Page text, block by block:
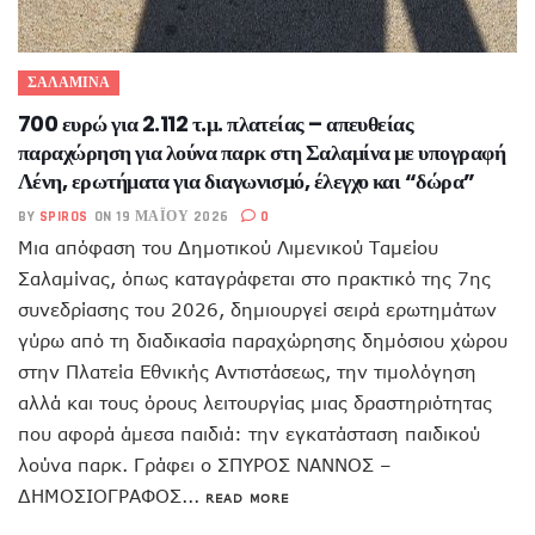
ΣΑΛΑΜΙΝΑ
700 ευρώ για 2.112 τ.μ. πλατείας – απευθείας
παραχώρηση για λούνα παρκ στη Σαλαμίνα με υπογραφή
Λένη, ερωτήματα για διαγωνισμό, έλεγχο και “δώρα”
BY SPIROS ON 19 ΜΑΪ́ΟΥ 2026 0
Μια απόφαση του Δημοτικού Λιμενικού Ταμείου
Σαλαμίνας, όπως καταγράφεται στο πρακτικό της 7ης
συνεδρίασης του 2026, δημιουργεί σειρά ερωτημάτων
γύρω από τη διαδικασία παραχώρησης δημόσιου χώρου
στην Πλατεία Εθνικής Αντιστάσεως, την τιμολόγηση
αλλά και τους όρους λειτουργίας μιας δραστηριότητας
που αφορά άμεσα παιδιά: την εγκατάσταση παιδικού
λούνα παρκ. Γράφει ο ΣΠΥΡΟΣ ΝΑΝΝΟΣ –
ΔΗΜΟΣΙΟΓΡΑΦΟΣ... READ MORE